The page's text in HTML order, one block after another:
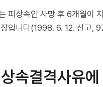
피상속인 사망 후 6개월이
입니다(1998. 6. 12. 선고,
속결격사유